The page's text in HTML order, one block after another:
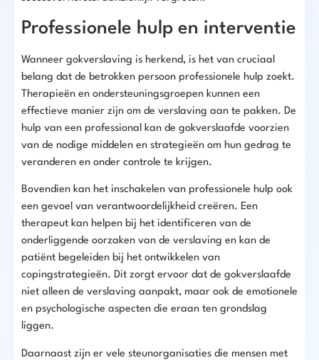
Professionele hulp en interventie
Wanneer gokverslaving is herkend, is het van cruciaal
belang dat de betrokken persoon professionele hulp zoekt.
Therapieën en ondersteuningsgroepen kunnen een
effectieve manier zijn om de verslaving aan te pakken. De
hulp van een professional kan de gokverslaafde voorzien
van de nodige middelen en strategieën om hun gedrag te
veranderen en onder controle te krijgen.
Bovendien kan het inschakelen van professionele hulp ook
een gevoel van verantwoordelijkheid creëren. Een
therapeut kan helpen bij het identificeren van de
onderliggende oorzaken van de verslaving en kan de
patiënt begeleiden bij het ontwikkelen van
copingstrategieën. Dit zorgt ervoor dat de gokverslaafde
niet alleen de verslaving aanpakt, maar ook de emotionele
en psychologische aspecten die eraan ten grondslag
liggen.
Daarnaast zijn er vele steunorganisaties die mensen met